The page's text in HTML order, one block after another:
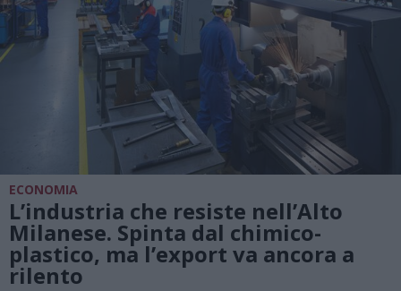
ECONOMIA
L’industria che resiste nell’Alto
Milanese. Spinta dal chimico-
plastico, ma l’export va ancora a
rilento